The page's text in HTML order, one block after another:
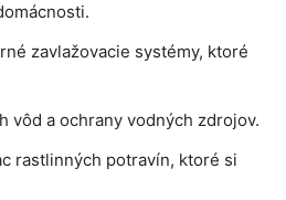
zavlažovacie systémy, ktoré
vôd a ochrany vodných zdrojov.
rastlinných potravín, ktoré si